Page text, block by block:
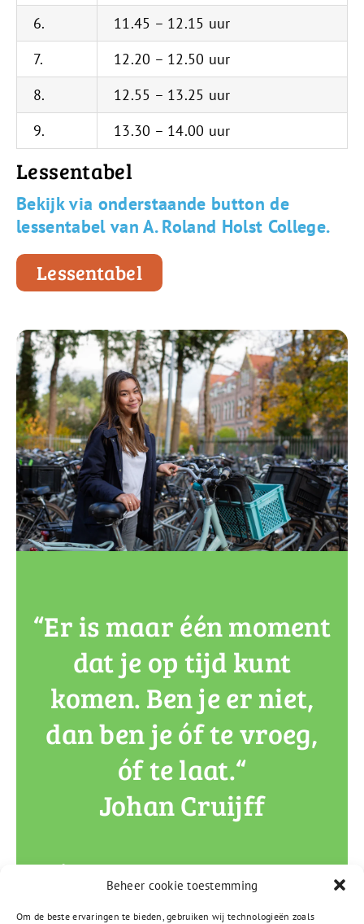
Beheer cookie toestemming
Om de beste ervaringen te bieden, gebruiken wij technologieën zoals
6.
11.45 – 12.15 uur
7.
12.20 – 12.50 uur
8.
12.55 – 13.25 uur
9.
13.30 – 14.00 uur
Lessentabel
Bekijk via onderstaande button de
lessentabel van A. Roland Holst College.
Lessentabel
“Er is maar één moment
dat je op tijd kunt
komen. Ben je er niet,
dan ben je óf te vroeg,
óf te laat.“
Johan Cruijff